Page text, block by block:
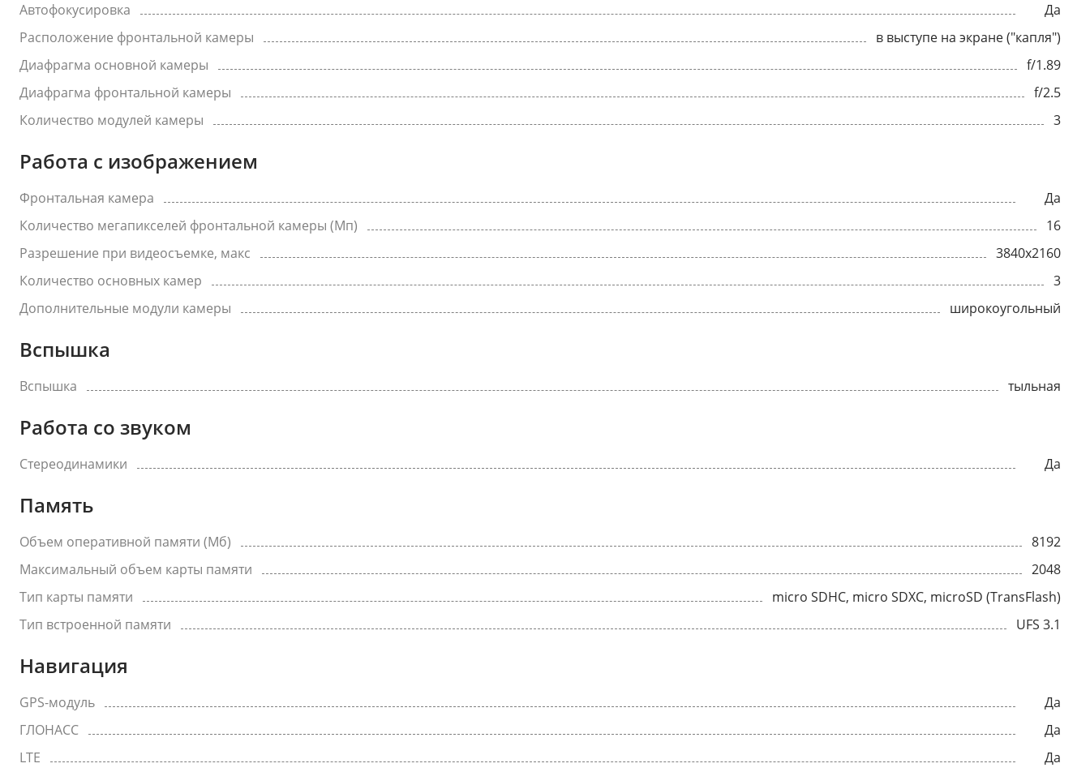
Автофокусировка
Да
Расположение фронтальной камеры
в выступе на экране ("капля")
Диафрагма основной камеры
f/1.89
Диафрагма фронтальной камеры
f/2.5
Количество модулей камеры
3
Работа с изображением
Фронтальная камера
Да
Количество мегапикселей фронтальной камеры (Мп)
16
Разрешение при видеосъемке, макс
3840x2160
Количество основных камер
3
Дополнительные модули камеры
широкоугольный
Вспышка
Вспышка тыльная
Работа со звуком
Стереодинамики Да
Память
Объем оперативной памяти (Мб)
8192
Максимальный объем карты памяти
2048
Тип карты памяти
micro SDHC, micro SDXC, microSD (TransFlash)
Тип встроенной памяти
UFS 3.1
Навигация
GPS-модуль
Да
ГЛОНАСС
Да
LTE
Да